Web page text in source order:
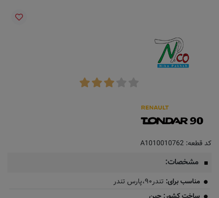
کد قطعه: A1010010762
مشخصات:
مناسب برای: تندر۹۰،پارس تندر